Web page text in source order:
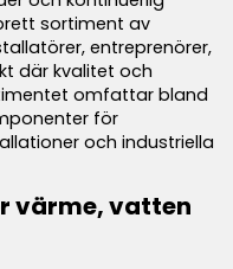
sortiment av
entreprenörer,
där kvalitet och
omfattar bland
för
och industriella
värme, vatten